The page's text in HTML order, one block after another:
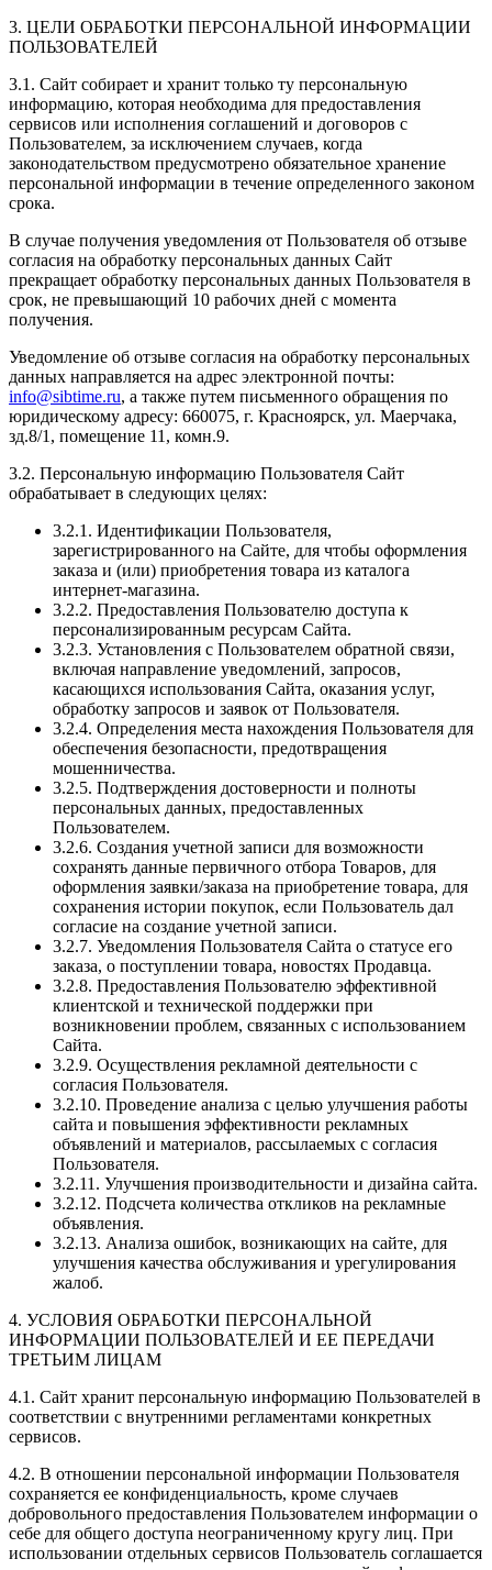
3. ЦЕЛИ ОБРАБОТКИ ПЕРСОНАЛЬНОЙ ИНФОРМАЦИИ
ПОЛЬЗОВАТЕЛЕЙ
3.1. Сайт собирает и хранит только ту персональную
информацию, которая необходима для предоставления
сервисов или исполнения соглашений и договоров с
Пользователем, за исключением случаев, когда
законодательством предусмотрено обязательное хранение
персональной информации в течение определенного законом
срока.
В случае получения уведомления от Пользователя об отзыве
согласия на обработку персональных данных Сайт
прекращает обработку персональных данных Пользователя в
срок, не превышающий 10 рабочих дней с момента
получения.
Уведомление об отзыве согласия на обработку персональных
данных направляется на адрес электронной почты:
info@sibtime.ru, а также путем письменного обращения по
юридическому адресу: 660075, г. Красноярск, ул. Маерчака,
зд.8/1, помещение 11, комн.9.
3.2. Персональную информацию Пользователя Сайт
обрабатывает в следующих целях:
3.2.1. Идентификации Пользователя,
зарегистрированного на Сайте, для чтобы оформления
заказа и (или) приобретения товара из каталога
интернет-магазина.
3.2.2. Предоставления Пользователю доступа к
персонализированным ресурсам Сайта.
3.2.3. Установления с Пользователем обратной связи,
включая направление уведомлений, запросов,
касающихся использования Сайта, оказания услуг,
обработку запросов и заявок от Пользователя.
3.2.4. Определения места нахождения Пользователя для
обеспечения безопасности, предотвращения
мошенничества.
3.2.5. Подтверждения достоверности и полноты
персональных данных, предоставленных
Пользователем.
3.2.6. Создания учетной записи для возможности
сохранять данные первичного отбора Товаров, для
оформления заявки/заказа на приобретение товара, для
сохранения истории покупок, если Пользователь дал
согласие на создание учетной записи.
3.2.7. Уведомления Пользователя Сайта о статусе его
заказа, о поступлении товара, новостях Продавца.
3.2.8. Предоставления Пользователю эффективной
клиентской и технической поддержки при
возникновении проблем, связанных с использованием
Сайта.
3.2.9. Осуществления рекламной деятельности с
согласия Пользователя.
3.2.10. Проведение анализа с целью улучшения работы
сайта и повышения эффективности рекламных
объявлений и материалов, рассылаемых с согласия
Пользователя.
3.2.11. Улучшения производительности и дизайна сайта.
3.2.12. Подсчета количества откликов на рекламные
объявления.
3.2.13. Анализа ошибок, возникающих на сайте, для
улучшения качества обслуживания и урегулирования
жалоб.
4. УСЛОВИЯ ОБРАБОТКИ ПЕРСОНАЛЬНОЙ
ИНФОРМАЦИИ ПОЛЬЗОВАТЕЛЕЙ И ЕЕ ПЕРЕДАЧИ
ТРЕТЬИМ ЛИЦАМ
4.1. Сайт хранит персональную информацию Пользователей в
соответствии с внутренними регламентами конкретных
сервисов.
4.2. В отношении персональной информации Пользователя
сохраняется ее конфиденциальность, кроме случаев
добровольного предоставления Пользователем информации о
себе для общего доступа неограниченному кругу лиц. При
использовании отдельных сервисов Пользователь соглашается